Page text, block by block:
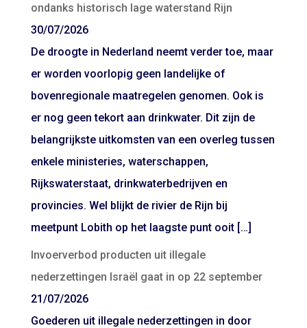
ondanks historisch lage waterstand Rijn
30/07/2026
De droogte in Nederland neemt verder toe, maar
er worden voorlopig geen landelijke of
bovenregionale maatregelen genomen. Ook is
er nog geen tekort aan drinkwater. Dit zijn de
belangrijkste uitkomsten van een overleg tussen
enkele ministeries, waterschappen,
Rijkswaterstaat, drinkwaterbedrijven en
provincies. Wel blijkt de rivier de Rijn bij
meetpunt Lobith op het laagste punt ooit […]
Invoerverbod producten uit illegale
nederzettingen Israël gaat in op 22 september
21/07/2026
Goederen uit illegale nederzettingen in door